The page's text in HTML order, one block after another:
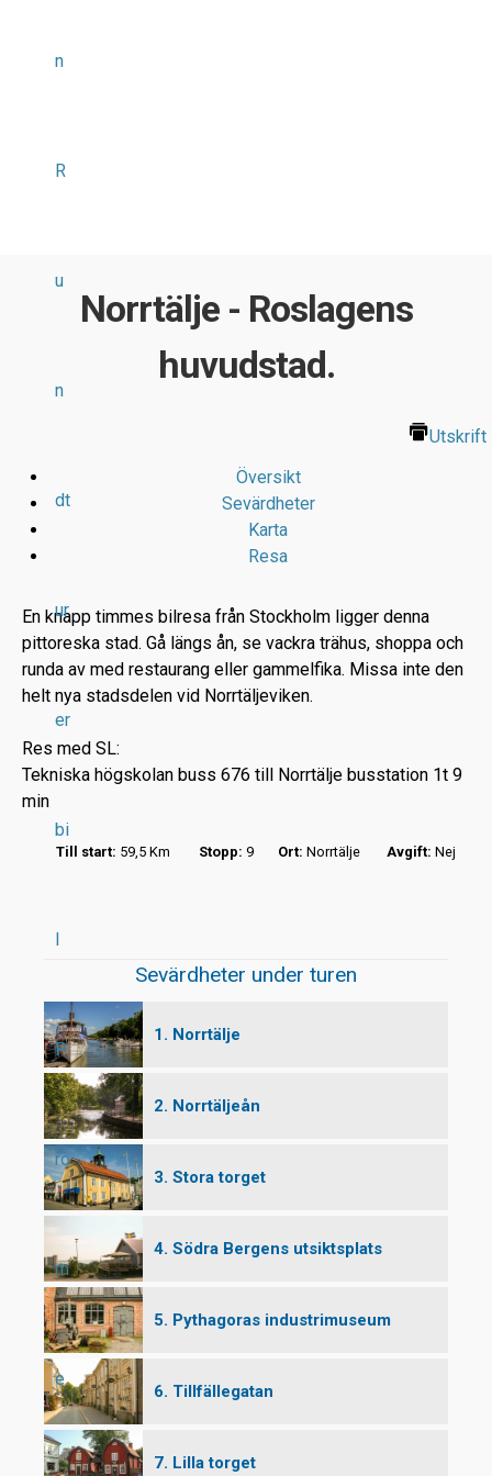
n
R
u
n
dt
ur
er
bi
l
P
ro
m
e
Norrtälje - Roslagens
huvudstad.
Utskrift
Översikt
Sevärdheter
Karta
Resa
En knapp timmes bilresa från Stockholm ligger denna
pittoreska stad. Gå längs ån, se vackra trähus, shoppa och
runda av med restaurang eller gammelfika. Missa inte den
helt nya stadsdelen vid Norrtäljeviken.
Res med SL:
Tekniska högskolan buss 676 till Norrtälje busstation 1t 9
min
Till start: 59,5 Km Stopp: 9 Ort: Norrtälje Avgift: Nej
Sevärdheter under turen
1. Norrtälje
2. Norrtäljeån
3. Stora torget
4. Södra Bergens utsiktsplats
5. Pythagoras industrimuseum
6. Tillfällegatan
7. Lilla torget